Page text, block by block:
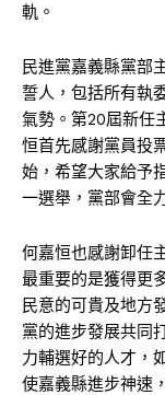
軌。
民進黨嘉義縣黨部
誓人，包括所有執
氣勢。第20屆新任
恒首先感謝黨員投
始，希望大家給予
一選舉，黨部會全
何嘉恒也感謝卸任
最重要的是獲得更
民意的可貴及地方
黨的進步發展共同
力輔選好的人才，
使嘉義縣進步神速